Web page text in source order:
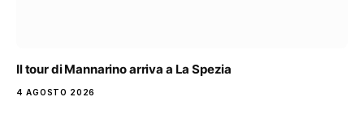
Il tour di Mannarino arriva a La Spezia
4 AGOSTO 2026